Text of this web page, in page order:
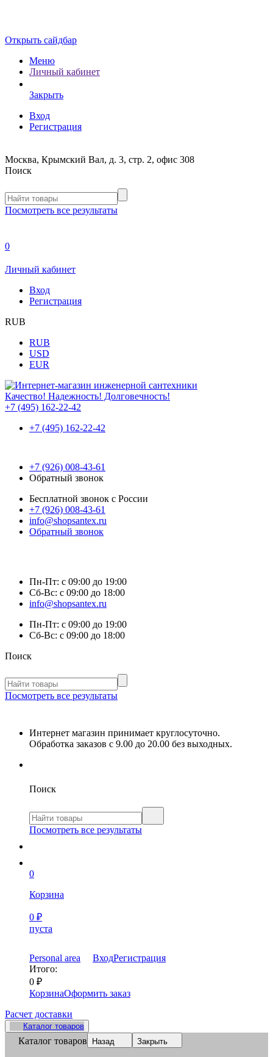
Открыть сайдбар
Меню
Личный кабинет
Закрыть
Вход
Регистрация
Москва, Крымский Вал, д. 3, стр. 2, офис 308
Поиск
Посмотреть все результаты
0
Личный кабинет
Вход
Регистрация
RUB
RUB
USD
EUR
Качество! Надежность! Долговечность!
+7 (495) 162-22-42
+7 (495) 162-22-42
+7 (926) 008-43-61
Обратный звонок
Бесплатной звонок с России
+7 (926) 008-43-61
info@shopsantex.ru
Обратный звонок
Пн-Пт: с 09:00 до 19:00
Сб-Вс: с 09:00 до 18:00
info@shopsantex.ru
Пн-Пт: с 09:00 до 19:00
Сб-Вс: с 09:00 до 18:00
Поиск
Посмотреть все результаты
Интернет магазин принимает круглосуточно.
Обработка заказов с 9.00 до 20.00 без выходных.
Поиск
Посмотреть все результаты
0
Корзина
0 ₽
пуста
Personal area ВходРегистрация
Итого:
0 ₽
КорзинаОформить заказ
Расчет доставки
Каталог товаров
Каталог товаров Назад Закрыть